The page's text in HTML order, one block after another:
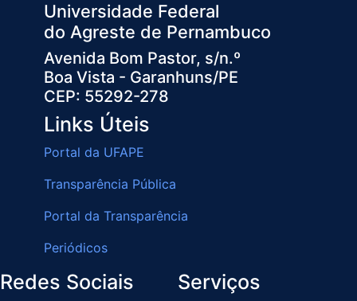
Universidade Federal
do Agreste de Pernambuco
Avenida Bom Pastor, s/n.º
Boa Vista - Garanhuns/PE
CEP: 55292-278
Links Úteis
Portal da UFAPE
Transparência Pública
Portal da Transparência
Periódicos
Redes Sociais Serviços